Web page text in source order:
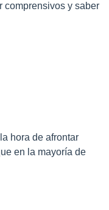
comprensivos y saber
hora de afrontar
en la mayoría de